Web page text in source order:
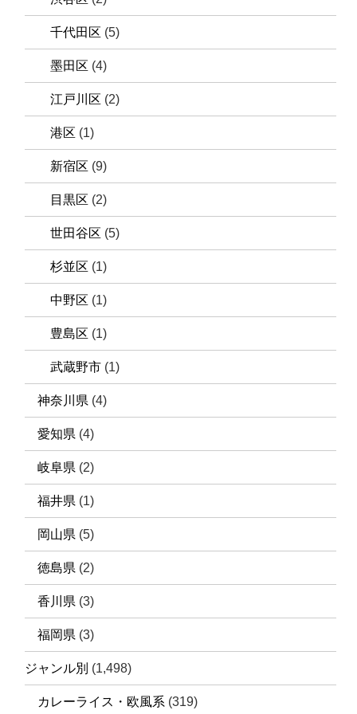
千代田区 (5)
墨田区 (4)
江戸川区 (2)
港区 (1)
新宿区 (9)
目黒区 (2)
世田谷区 (5)
杉並区 (1)
中野区 (1)
豊島区 (1)
武蔵野市 (1)
神奈川県 (4)
愛知県 (4)
岐阜県 (2)
福井県 (1)
岡山県 (5)
徳島県 (2)
香川県 (3)
福岡県 (3)
ジャンル別 (1,498)
カレーライス・欧風系 (319)